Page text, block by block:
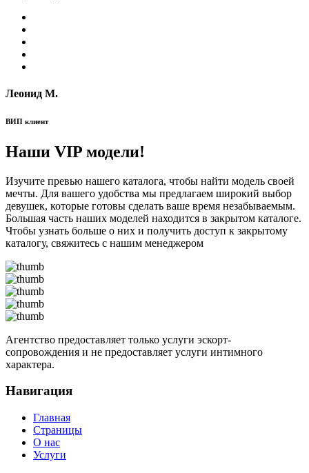
Леонид М.
ВИП клиент
Наши VIP модели!
Изучите превью нашего каталога, чтобы найти модель своей
мечты. Для вашего удобства мы предлагаем широкий выбор
девушек, которые готовы сделать ваше время незабываемым.
Большая часть наших моделей находится в закрытом каталоге.
Чтобы узнать больше о них и получить доступ к закрытому
каталогу, свяжитесь с нашим менеджером
Агентство предоставляет только услуги эскорт-
сопровождения и не предоставляет услуги интимного
характера.
Навигация
Главная
Страницы
О нас
Услуги